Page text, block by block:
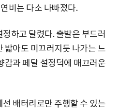
비는 다소 나빠졌다.
하고 달렸다. 출발은 부드러
밟아도 미끄러지듯 나가는 느
감과 페달 설정덕에 매끄러운
배터리로만 주행할 수 있는